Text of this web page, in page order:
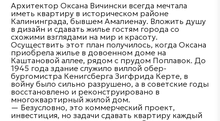
Архитектор Оксана Вичински всегда мечтала
иметь квартиру в историческом районе
Калининграда, бывшем Амалиенау. Вложить душу
в дизайн и сдавать жилье гостям города со
схожими взглядами на мир и красоту.
Осуществить этот план получилось, когда Оксана
приобрела жилье в довоенном доме на
Каштановой аллее, рядом с прудом Поплавок. До
1945 года здание служило виллой обер-
бургомистра Кенигсберга Зигфрида Керте, в
войну было сильно разрушено, а в советские годы
восстановлено и реконструировано в
многоквартирный жилой дом.
— Безусловно, это коммерческий проект,
инвестиция, но задачи сдавать квартиру каждый